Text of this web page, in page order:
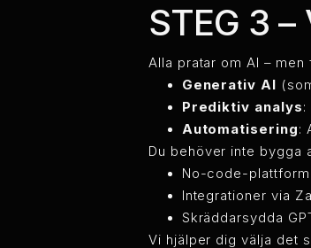
STEG 3 –
Alla pratar om AI –
Generativ AI
Prediktiv analys:
Automatisering:
Du behöver inte bygga
No-code-
Integrationer via
Skräddarsydda
Vi hjälper dig välja det